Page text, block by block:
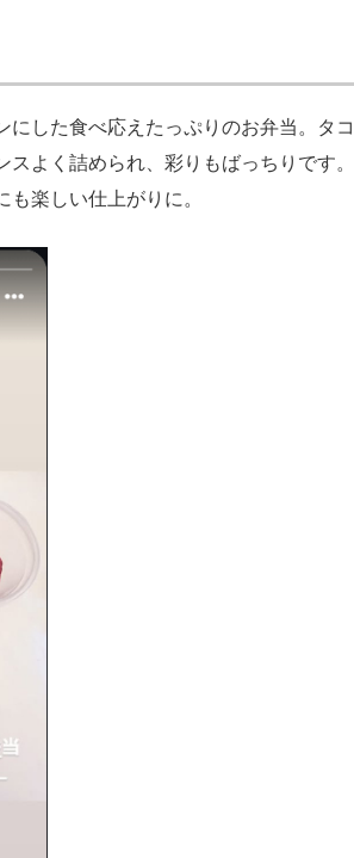
した食べ応えたっぷりのお弁当。タ
よく詰められ、彩りもばっちりです
楽しい仕上がりに。